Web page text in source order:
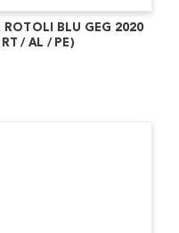
ROTOLI BLU GEG 2020
/ AL / PE)